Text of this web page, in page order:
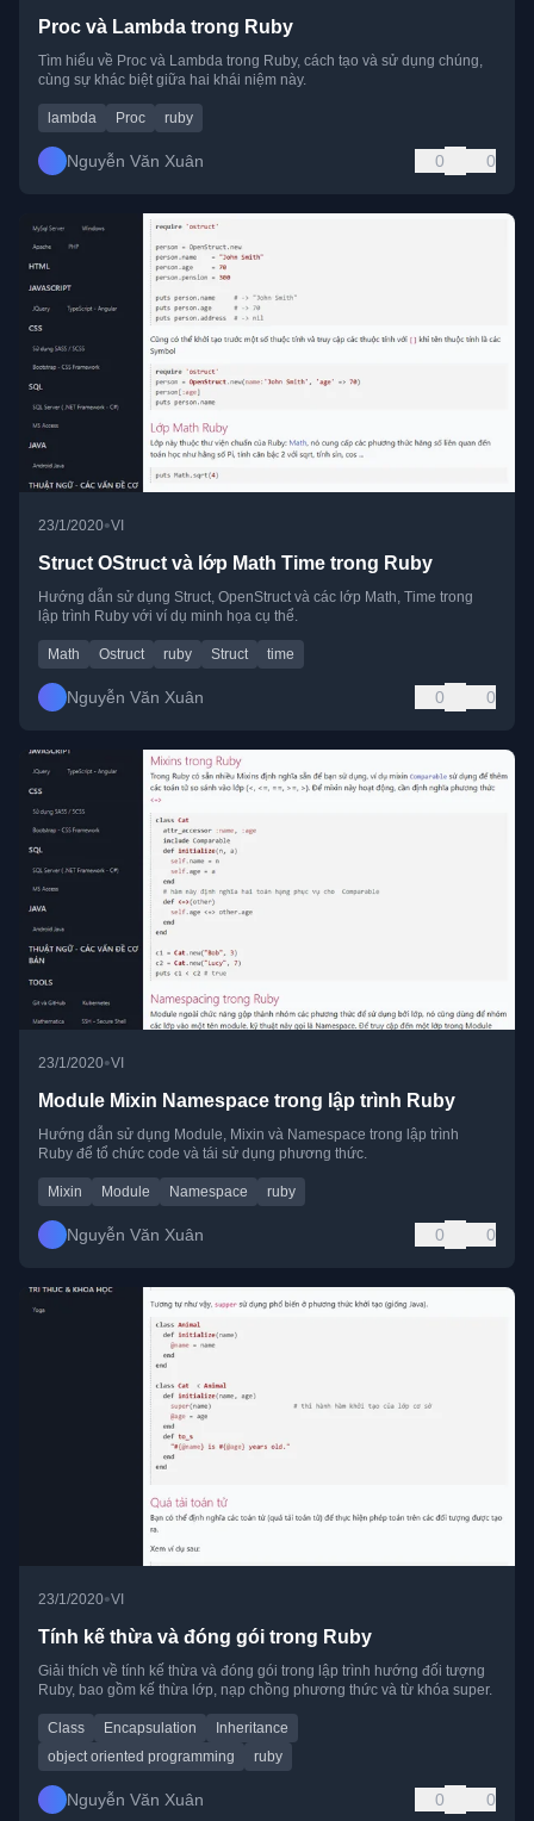
Proc và Lambda trong Ruby
Tìm hiểu về Proc và Lambda trong Ruby, cách tạo và sử dụng chúng,
cùng sự khác biệt giữa hai khái niệm này.
lambda Proc ruby
Nguyễn Văn Xuân 0 0
23/1/2020•VI
Struct OStruct và lớp Math Time trong Ruby
Hướng dẫn sử dụng Struct, OpenStruct và các lớp Math, Time trong
lập trình Ruby với ví dụ minh họa cụ thể.
Math Ostruct ruby Struct time
Nguyễn Văn Xuân 0 0
23/1/2020•VI
Module Mixin Namespace trong lập trình Ruby
Hướng dẫn sử dụng Module, Mixin và Namespace trong lập trình
Ruby để tổ chức code và tái sử dụng phương thức.
Mixin Module Namespace ruby
Nguyễn Văn Xuân 0 0
23/1/2020•VI
Tính kế thừa và đóng gói trong Ruby
Giải thích về tính kế thừa và đóng gói trong lập trình hướng đối tượng
Ruby, bao gồm kế thừa lớp, nạp chồng phương thức và từ khóa super.
Class Encapsulation
Inheritance
object oriented programming
ruby
Nguyễn Văn Xuân 0 0